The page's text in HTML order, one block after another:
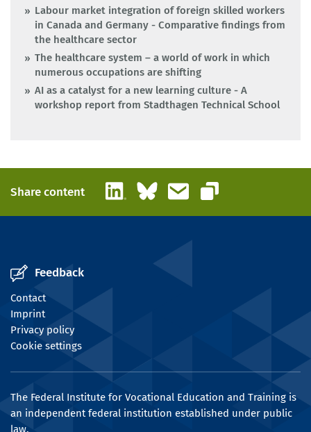
Labour market integration of foreign skilled workers
in Canada and Germany - Comparative findings from
the healthcare sector
The healthcare system – a world of work in which
numerous occupations are shifting
AI as a catalyst for a new learning culture - A
workshop report from Stadthagen Technical School
Share content LinkedInBlueskyEmail
Copy link
Feedback
Contact
Imprint
Privacy policy
Cookie settings
The Federal Institute for Vocational Education and Training is
an independent federal institution established under public